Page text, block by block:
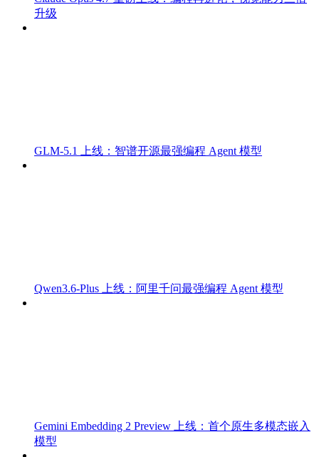
升级
GLM-5.1 上线：智谱开源最强编程 Agent 模型
Qwen3.6-Plus 上线：阿里千问最强编程 Agent 模型
Gemini Embedding 2 Preview 上线：首个原生多模态嵌入
模型